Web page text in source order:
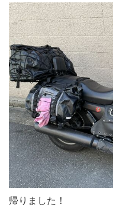
帰りました！